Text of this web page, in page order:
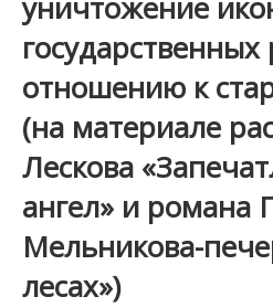
отношению к
(на материале
Лескова
ангел» и романа
Мельникова-
лесах»)